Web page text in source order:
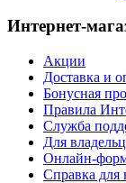
Интернет-
Акции
Доставка и
Бонусная
Правила
Служба
Для
Онлайн-
Справка для